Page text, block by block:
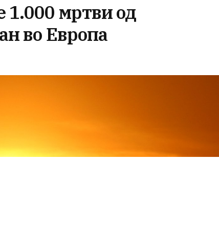
1.000 мртви од
во Европа